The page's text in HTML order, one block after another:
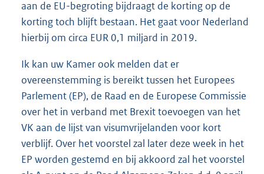
aan de EU-begroting bijdraagt de korting op de
korting toch blijft bestaan. Het gaat voor Nederland
hierbij om circa EUR 0,1 miljard in 2019.
Ik kan uw Kamer ook melden dat er
overeenstemming is bereikt tussen het Europees
Parlement (EP), de Raad en de Europese Commissie
over het in verband met Brexit toevoegen van het
VK aan de lijst van visumvrijelanden voor kort
verblijf. Over het voorstel zal later deze week in het
EP worden gestemd en bij akkoord zal het voorstel